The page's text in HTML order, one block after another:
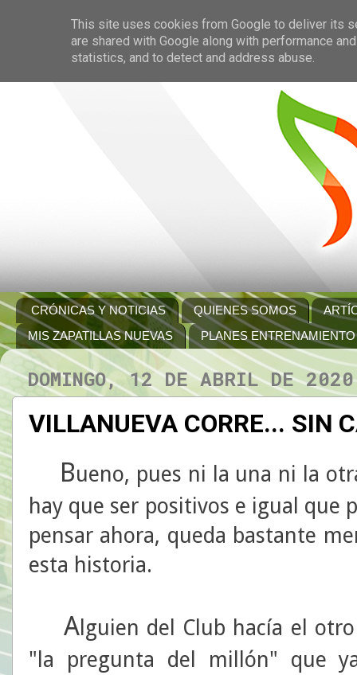
CRÓNICAS Y NOTICIAS QUIENES SOMOS
MIS ZAPATILLAS NUEVAS
PLANES ENTRENAMIENTO
DOMINGO, 12 DE ABRIL DE 2020
VILLANUEVA CORRE... SIN
Bueno, pues ni la una ni la
hay que ser positivos e igual que
pensar ahora, queda bastante
esta historia.
A lguien del Club hacía el
"la pregunta del millón" que
This site uses cookies from Google to deliver its
are shared with Google along with performance
statistics, and to detect and address abuse.